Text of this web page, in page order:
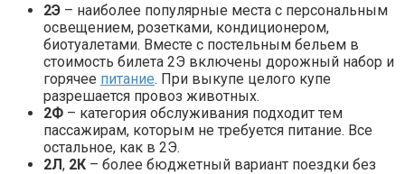
2Э – наиболее популярные места с персональным
освещением, розетками, кондиционером,
биотуалетами. Вместе с постельным бельем в
стоимость билета 2Э включены дорожный набор и
горячее питание. При выкупе целого купе
разрешается провоз животных.
2Ф – категория обслуживания подходит тем
пассажирам, которым не требуется питание. Все
остальное, как в 2Э.
2Л, 2К – более бюджетный вариант поездки без